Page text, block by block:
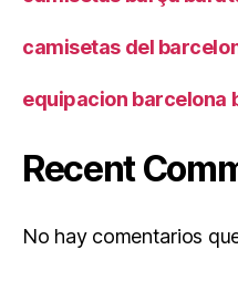
camisetas del
equipacion barcelona
Recent
No hay comentarios